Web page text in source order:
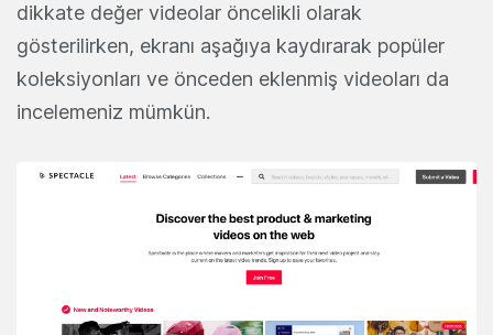
dikkate değer videolar öncelikli olarak
gösterilirken, ekranı aşağıya kaydırarak popüler
koleksiyonları ve önceden eklenmiş videoları da
incelemeniz mümkün.